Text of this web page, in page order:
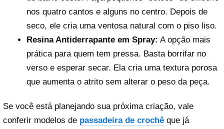
nos quatro cantos e alguns no centro. Depois de
seco, ele cria uma ventosa natural com o piso liso.
Resina Antiderrapante em Spray: A opção mais
prática para quem tem pressa. Basta borrifar no
verso e esperar secar. Ela cria uma textura porosa
que aumenta o atrito sem alterar o peso da peça.
Se você está planejando sua próxima criação, vale
conferir modelos de passadeira de crochê que já